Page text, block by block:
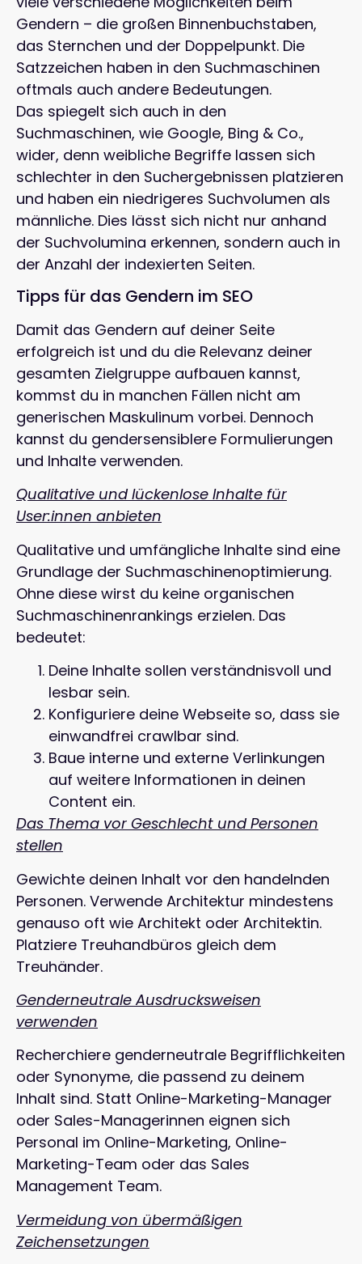
Gendern – die großen Binnenbuchstaben,
das Sternchen und der Doppelpunkt. Die
Satzzeichen haben in den Suchmaschinen
oftmals auch andere Bedeutungen.
Das spiegelt sich auch in den
Suchmaschinen, wie Google, Bing & Co.,
wider, denn weibliche Begriffe lassen sich
schlechter in den Suchergebnissen platzieren
und haben ein niedrigeres Suchvolumen als
männliche. Dies lässt sich nicht nur anhand
der Suchvolumina erkennen, sondern auch in
der Anzahl der indexierten Seiten.
Tipps für das Gendern im SEO
Damit das Gendern auf deiner Seite
erfolgreich ist und du die Relevanz deiner
gesamten Zielgruppe aufbauen kannst,
kommst du in manchen Fällen nicht am
generischen Maskulinum vorbei. Dennoch
kannst du gendersensiblere Formulierungen
und Inhalte verwenden.
Qualitative und lückenlose Inhalte für
User:innen anbieten
Qualitative und umfängliche Inhalte sind eine
Grundlage der Suchmaschinenoptimierung.
Ohne diese wirst du keine organischen
Suchmaschinenrankings erzielen. Das
bedeutet:
Deine Inhalte sollen verständnisvoll und
lesbar sein.
Konfiguriere deine Webseite so, dass sie
einwandfrei crawlbar sind.
Baue interne und externe Verlinkungen
auf weitere Informationen in deinen
Content ein.
Das Thema vor Geschlecht und Personen
stellen
Gewichte deinen Inhalt vor den handelnden
Personen. Verwende Architektur mindestens
genauso oft wie Architekt oder Architektin.
Platziere Treuhandbüros gleich dem
Treuhänder.
Genderneutrale Ausdrucksweisen
verwenden
Recherchiere genderneutrale Begrifflichkeiten
oder Synonyme, die passend zu deinem
Inhalt sind. Statt Online-Marketing-Manager
oder Sales-Managerinnen eignen sich
Personal im Online-Marketing, Online-
Marketing-Team oder das Sales
Management Team.
Vermeidung von übermäßigen
Zeichensetzungen